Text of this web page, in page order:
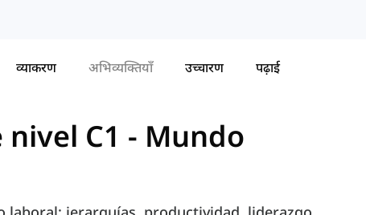
व्याकरण अभिव्यक्तियाँ उच्चारण पढ़ाई
C1 - Mundo